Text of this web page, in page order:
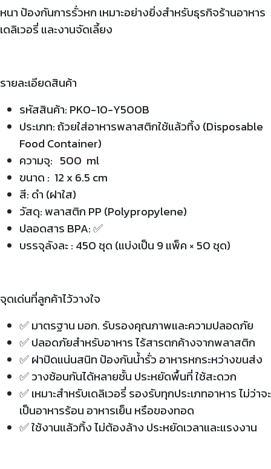
หนา ป้องกันการรั่วหก เหมาะอย่างยิ่งสำหรับธุรกิจร้านอาหาร
เดลิเวอรี่ และงานจัดเลี้ยง
รายละเอียดสินค้า
รหัสสินค้า: PKO-10-Y500B
ประเภท: ถ้วยใส่อาหารพลาสติกใช้แล้วทิ้ง (Disposable
Food Container)
ความจุ: 500 ml
ขนาด : 12 x 6.5 cm
สี: ดำ (ฝาใส)
วัสดุ: พลาสติก PP (Polypropylene)
ปลอดสาร BPA: ✅
บรรจุลังละ : 450 ชุด (แบ่งเป็น 9 แพ็ค × 50 ชุด)
จุดเด่นที่ลูกค้าไว้วางใจ
✅ มาตรฐาน มอก. รับรองคุณภาพและความปลอดภัย
✅ ปลอดภัยสำหรับอาหาร ไร้สารตกค้างจากพลาสติก
✅ ฝาปิดแน่นสนิท ป้องกันน้ำรั่ว อาหารหกระหว่างขนส่ง
✅ วางซ้อนกันได้หลายชั้น ประหยัดพื้นที่ ใช้สะดวก
✅ เหมาะสำหรับเดลิเวอรี่ รองรับทุกประเภทอาหาร ไม่ว่าจะ
เป็นอาหารร้อน อาหารเย็น หรือของทอด
✅ ใช้งานแล้วทิ้ง ไม่ต้องล้าง ประหยัดเวลาและแรงงาน